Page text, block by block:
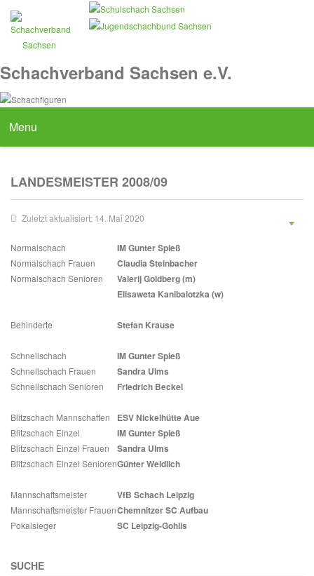
Schachverband Sachsen e.V.
Menu
LANDESMEISTER 2008/09
Zuletzt aktualisiert: 14. Mai 2020
Normalschach IM Gunter Spieß
Normalschach Frauen Claudia Steinbacher
Normalschach Senioren
Valerij Goldberg (m)
Elisaweta Kanibalotzka (w)
Behinderte Stefan Krause
Schnellschach IM Gunter Spieß
Schnellschach Frauen Sandra Ulms
Schnellschach Senioren Friedrich Beckel
Blitzschach Mannschaften ESV Nickelhütte Aue
Blitzschach Einzel IM Gunter Spieß
Blitzschach Einzel Frauen Sandra Ulms
Blitzschach Einzel SeniorenGünter Weidlich
Mannschaftsmeister VfB Schach Leipzig
Mannschaftsmeister FrauenChemnitzer SC Aufbau
Pokalsieger SC Leipzig-Gohlis
SUCHE